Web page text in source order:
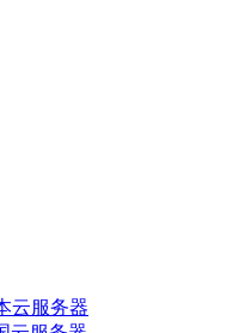
云服务器